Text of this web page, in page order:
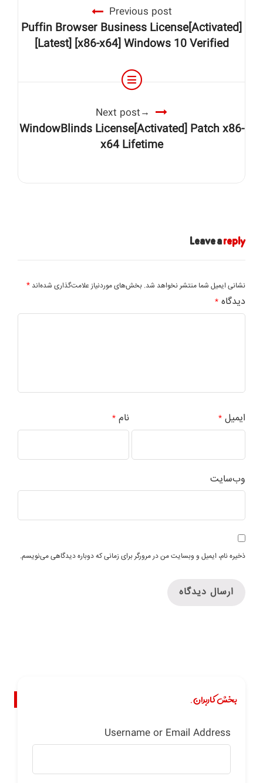
Previous post
Puffin Browser Business License[Activated]
[Latest] [x86-x64] Windows 10 Verified
Next post
WindowBlinds License[Activated] Patch x86-
x64 Lifetime
Leave areply
نشانی ایمیل شما منتشر نخواهد شد. بخش‌های موردنیاز علامت‌گذاری شده‌اند *
دیدگاه *
نام * ایمیل*
وب‌سایت
ذخیره نام، ایمیل و وبسایت من در مرورگر برای زمانی که دوباره دیدگاهی می‌نویسم.
بخش کاربران.
Username or Email Address